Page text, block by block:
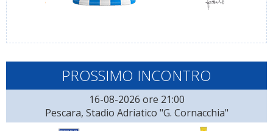
PROSSIMO INCONTRO
16-08-2026 ore 21:00
Pescara, Stadio Adriatico "G. Cornacchia"